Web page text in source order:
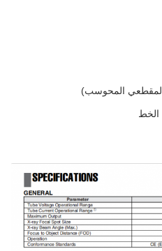
المقطعي المحوسب)
الخط